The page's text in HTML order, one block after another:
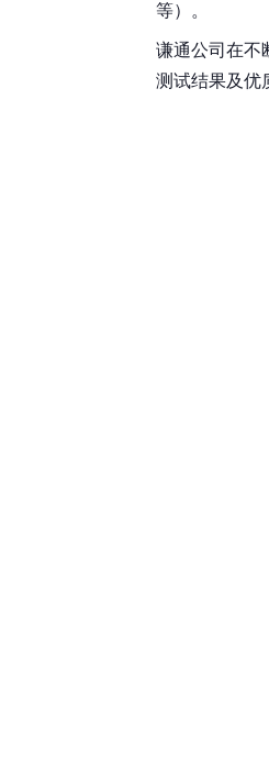
等）。
谦通公司在不
测试结果及优